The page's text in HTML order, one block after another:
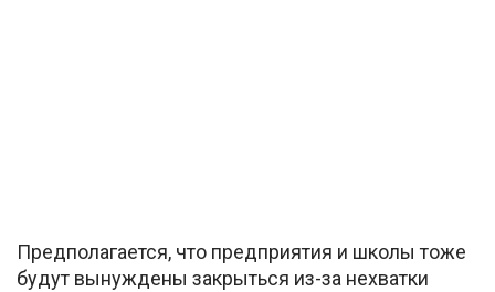
Предполагается, что предприятия и школы тоже
будут вынуждены закрыться из-за нехватки